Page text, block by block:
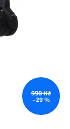
990 Kč
–29 %